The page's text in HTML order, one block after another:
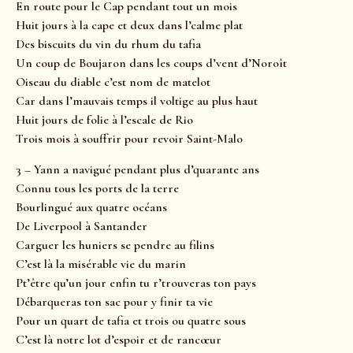
En route pour le Cap pendant tout un mois
Huit jours à la cape et deux dans l’calme plat
Des biscuits du vin du rhum du tafia
Un coup de Boujaron dans les coups d’vent d’Noroît
Oiseau du diable c’est nom de matelot
Car dans l’mauvais temps il voltige au plus haut
Huit jours de folie à l’escale de Rio
Trois mois à souffrir pour revoir Saint-Malo
3 – Yann a navigué pendant plus d’quarante ans
Connu tous les ports de la terre
Bourlingué aux quatre océans
De Liverpool à Santander
Carguer les huniers se pendre au filins
C’est là la misérable vie du marin
Pt’être qu’un jour enfin tu r’trouveras ton pays
Débarqueras ton sac pour y finir ta vie
Pour un quart de tafia et trois ou quatre sous
C’est là notre lot d’espoir et de rancœur